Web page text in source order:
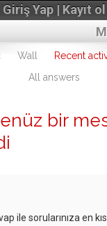
Giriş Yap | Kayıt ol
Wall Recent
All answers
bir
ile sorularınıza en